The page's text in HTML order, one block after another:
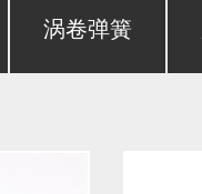
涡卷弹簧